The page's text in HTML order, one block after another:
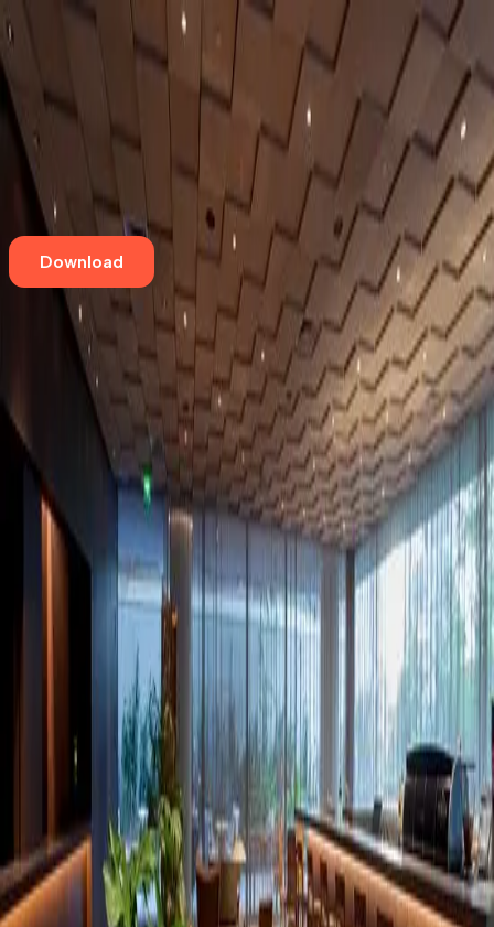
Eventos
Contato
Download
Aqui tem café especial
Perseu Coffee House
Cerqueira César , São Paulo
Alameda Santos, 2159
Aqui tem café especial
Cafeterias
Brasil
São Paulo
São Paulo
Perseu Coffee House
Perseu Coffee House
Perseu Coffee House é um espaço em São Paulo
, no bairro
que oferece cafés especiais e faz parte da curadoria
Selecionado pela nossa equipe, o local foi avaliado por oferecer uma
boa experiência para quem busca onde tomar café especial emSão
, seja em uma cafeteria, restaurante ou outro tipo de
estabelecimento.
Aqui no Kafex, conectamos você aos lugares que realmente valem a
pena para explorar o universo dos cafés especiais emSão Paulo,
com opções que vão desde espresso até métodos filtrados.